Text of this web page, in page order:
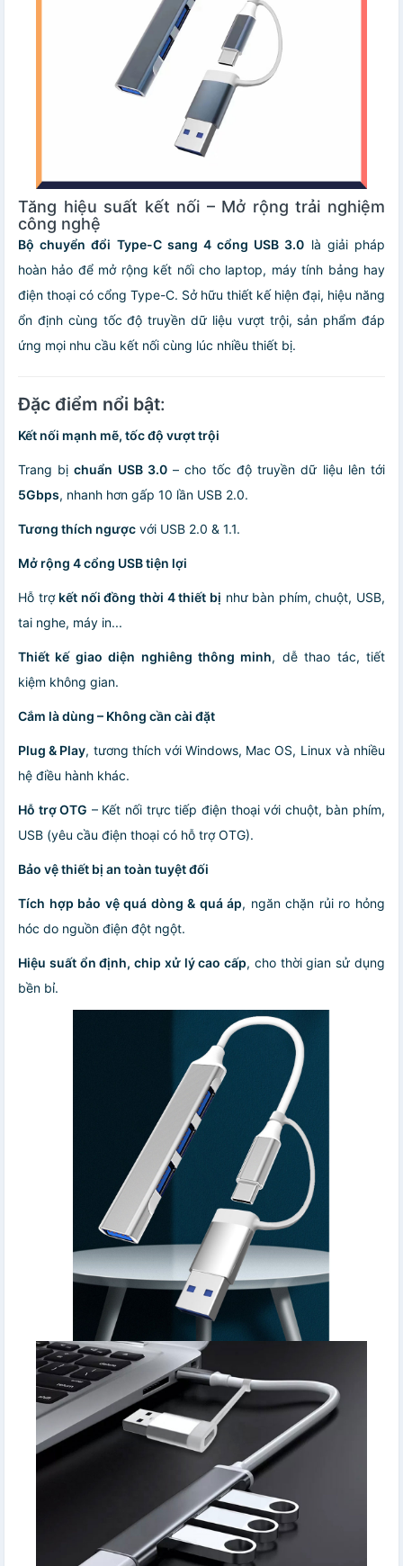
Tăng hiệu suất kết nối – Mở rộng trải nghiệm
công nghệ
Bộ chuyển đổi Type-C sang 4 cổng USB 3.0 là giải pháp
hoàn hảo để mở rộng kết nối cho laptop, máy tính bảng hay
điện thoại có cổng Type-C. Sở hữu thiết kế hiện đại, hiệu năng
ổn định cùng tốc độ truyền dữ liệu vượt trội, sản phẩm đáp
ứng mọi nhu cầu kết nối cùng lúc nhiều thiết bị.
Đặc điểm nổi bật:
Kết nối mạnh mẽ, tốc độ vượt trội
Trang bịchuẩn USB 3.0– cho tốc độ truyền dữ liệu lên tới
5Gbps, nhanh hơn gấp 10 lần USB 2.0.
Tương thích ngược với USB 2.0 & 1.1.
Mở rộng 4 cổng USB tiện lợi
Hỗ trợ kết nối đồng thời 4 thiết bị như bàn phím, chuột, USB,
tai nghe, máy in...
Thiết kế giao diện nghiêng thông minh, dễ thao tác, tiết
kiệm không gian.
Cắm là dùng – Không cần cài đặt
Plug & Play, tương thích với Windows, Mac OS, Linux và nhiều
hệ điều hành khác.
Hỗ trợ OTG – Kết nối trực tiếp điện thoại với chuột, bàn phím,
USB (yêu cầu điện thoại có hỗ trợ OTG).
Bảo vệ thiết bị an toàn tuyệt đối
Tích hợp bảo vệ quá dòng & quá áp, ngăn chặn rủi ro hỏng
hóc do nguồn điện đột ngột.
Hiệu suất ổn định, chip xử lý cao cấp, cho thời gian sử dụng
bền bỉ.